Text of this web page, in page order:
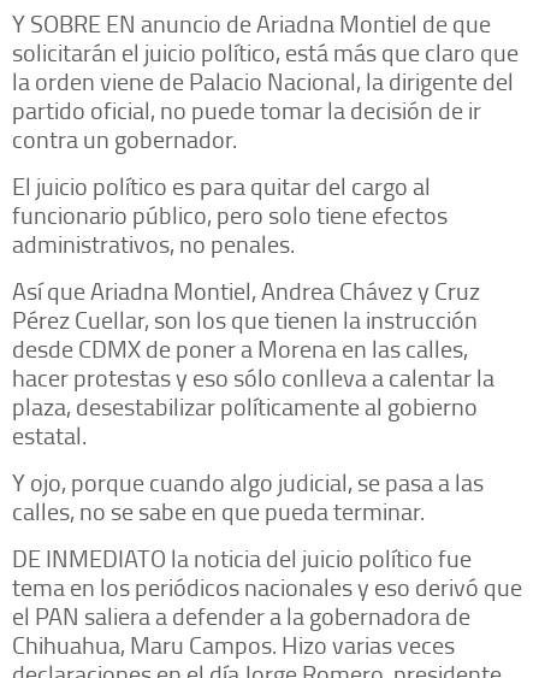
Y SOBRE EN anuncio de Ariadna Montiel de que
solicitarán el juicio político, está más que claro que
la orden viene de Palacio Nacional, la dirigente del
partido oficial, no puede tomar la decisión de ir
contra un gobernador.
El juicio político es para quitar del cargo al
funcionario público, pero solo tiene efectos
administrativos, no penales.
Así que Ariadna Montiel, Andrea Chávez y Cruz
Pérez Cuellar, son los que tienen la instrucción
desde CDMX de poner a Morena en las calles,
hacer protestas y eso sólo conlleva a calentar la
plaza, desestabilizar políticamente al gobierno
estatal.
Y ojo, porque cuando algo judicial, se pasa a las
calles, no se sabe en que pueda terminar.
DE INMEDIATO la noticia del juicio político fue
tema en los periódicos nacionales y eso derivó que
el PAN saliera a defender a la gobernadora de
Chihuahua, Maru Campos. Hizo varias veces